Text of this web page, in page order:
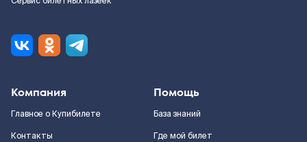
Компания
Главное о Купибилете
Контакты
Помощь
База знаний
Где мой билет